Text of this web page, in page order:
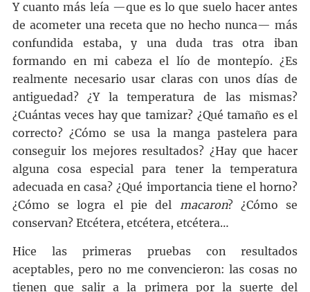
Y cuanto más leía —que es lo que suelo hacer antes
de acometer una receta que no hecho nunca— más
confundida estaba, y una duda tras otra iban
formando en mi cabeza el lío de montepío. ¿Es
realmente necesario usar claras con unos días de
antiguedad? ¿Y la temperatura de las mismas?
¿Cuántas veces hay que tamizar? ¿Qué tamaño es el
correcto? ¿Cómo se usa la manga pastelera para
conseguir los mejores resultados? ¿Hay que hacer
alguna cosa especial para tener la temperatura
adecuada en casa? ¿Qué importancia tiene el horno?
¿Cómo se logra el pie del macaron? ¿Cómo se
conservan? Etcétera, etcétera, etcétera…
Hice las primeras pruebas con resultados
aceptables, pero no me convencieron: las cosas no
tienen que salir a la primera por la suerte del